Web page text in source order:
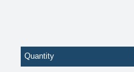
Quantity